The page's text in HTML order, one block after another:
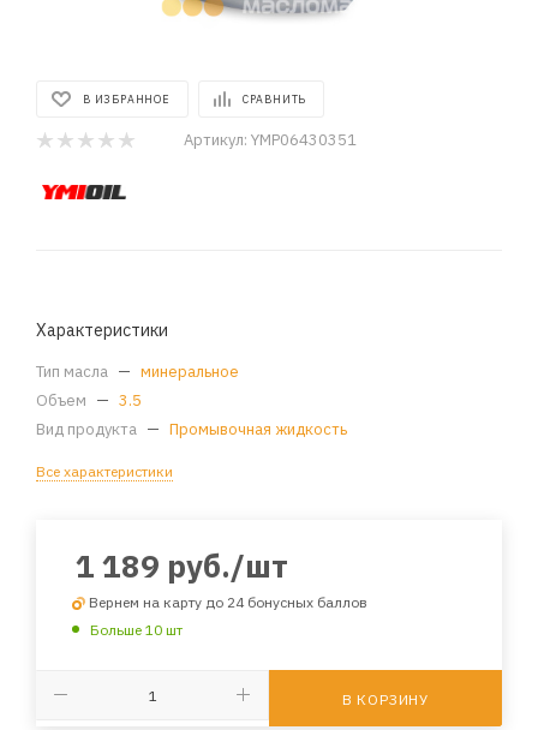
В ИЗБРАННОЕ СРАВНИТЬ
Артикул: YMP06430351
Характеристики
Тип масла — минеральное
Объем — 3.5
Вид продукта — Промывочная жидкость
Все характеристики
1 189 руб./шт
Вернем на карту до 24 бонусных баллов
Больше 10 шт
В КОРЗИНУ